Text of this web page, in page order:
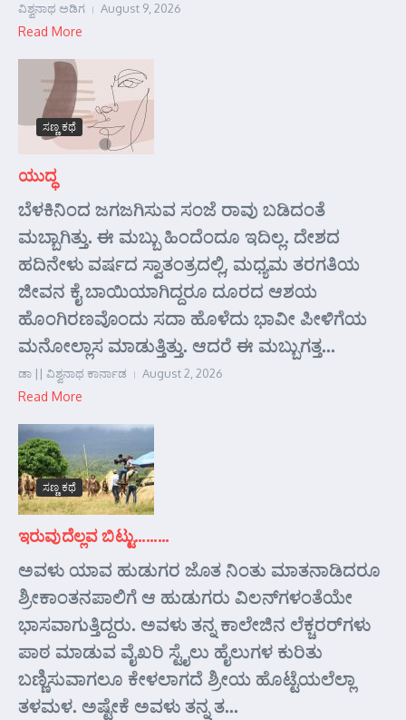
ವಿಶ್ವನಾಥ ಅಡಿಗ August 9, 2026
Read More
ಸಣ್ಣ ಕಥೆ
ಯುದ್ಧ
ಬೆಳಕಿನಿಂದ ಜಗಜಗಿಸುವ ಸಂಜೆ ರಾವು ಬಡಿದಂತೆ
ಮಬ್ಬಾಗಿತ್ತು. ಈ ಮಬ್ಬು ಹಿಂದೆಂದೂ ಇದಿಲ್ಲ. ದೇಶದ
ಹದಿನೇಳು ವರ್ಷದ ಸ್ವಾತಂತ್ರದಲ್ಲಿ, ಮಧ್ಯಮ ತರಗತಿಯ
ಜೀವನ ಕೈ ಬಾಯಿಯಾಗಿದ್ದರೂ ದೂರದ ಆಶಯ
ಹೊಂಗಿರಣವೊಂದು ಸದಾ ಹೊಳೆದು ಭಾವೀ ಪೀಳಿಗೆಯ
ಮನೋಲ್ಲಾಸ ಮಾಡುತ್ತಿತ್ತು. ಆದರೆ ಈ ಮಬ್ಬುಗತ್ತ...
ಡಾ || ವಿಶ್ವನಾಥ ಕಾರ್ನಾಡ August 2, 2026
Read More
ಸಣ್ಣ ಕಥೆ
ಇರುವುದೆಲ್ಲವ ಬಿಟ್ಟು………
ಅವಳು ಯಾವ ಹುಡುಗರ ಜೊತ ನಿಂತು ಮಾತನಾಡಿದರೂ
ಶ್ರೀಕಾಂತನಪಾಲಿಗೆ ಆ ಹುಡುಗರು ವಿಲನ್‌ಗಳಂತೆಯೇ
ಭಾಸವಾಗುತ್ತಿದ್ದರು. ಅವಳು ತನ್ನ ಕಾಲೇಜಿನ ಲೆಕ್ಚರರ್‌ಗಳು
ಪಾಠ ಮಾಡುವ ವೈಖರಿ ಸ್ಟೈಲು ಹೈಲುಗಳ ಕುರಿತು
ಬಣ್ಣಿಸುವಾಗಲೂ ಕೇಳಲಾಗದೆ ಶ್ರೀಯ ಹೊಟ್ಟೆಯಲೆಲ್ಲಾ
ತಳಮಳ. ಅಷ್ಟೇಕೆ ಅವಳು ತನ್ನ ತ...